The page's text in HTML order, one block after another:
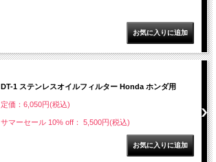
DT-1 ステンレスオイルフィルター Honda ホンダ用
定価：6,050円(税込)
サマーセール 10% off： 5,500円(税込)